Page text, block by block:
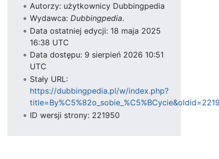
Autorzy: użytkownicy Dubbingpedia
Wydawca: Dubbingpedia.
Data ostatniej edycji: 18 maja 2025
16:38 UTC
Data dostępu: 9 sierpień 2026 10:51
UTC
Stały URL:
https://dubbingpedia.pl/w/index.php?
ID wersji strony: 221950